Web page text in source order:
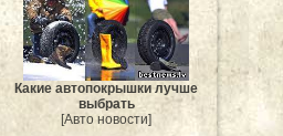
Какие автопокрышки лучше
выбрать
[Авто новости]